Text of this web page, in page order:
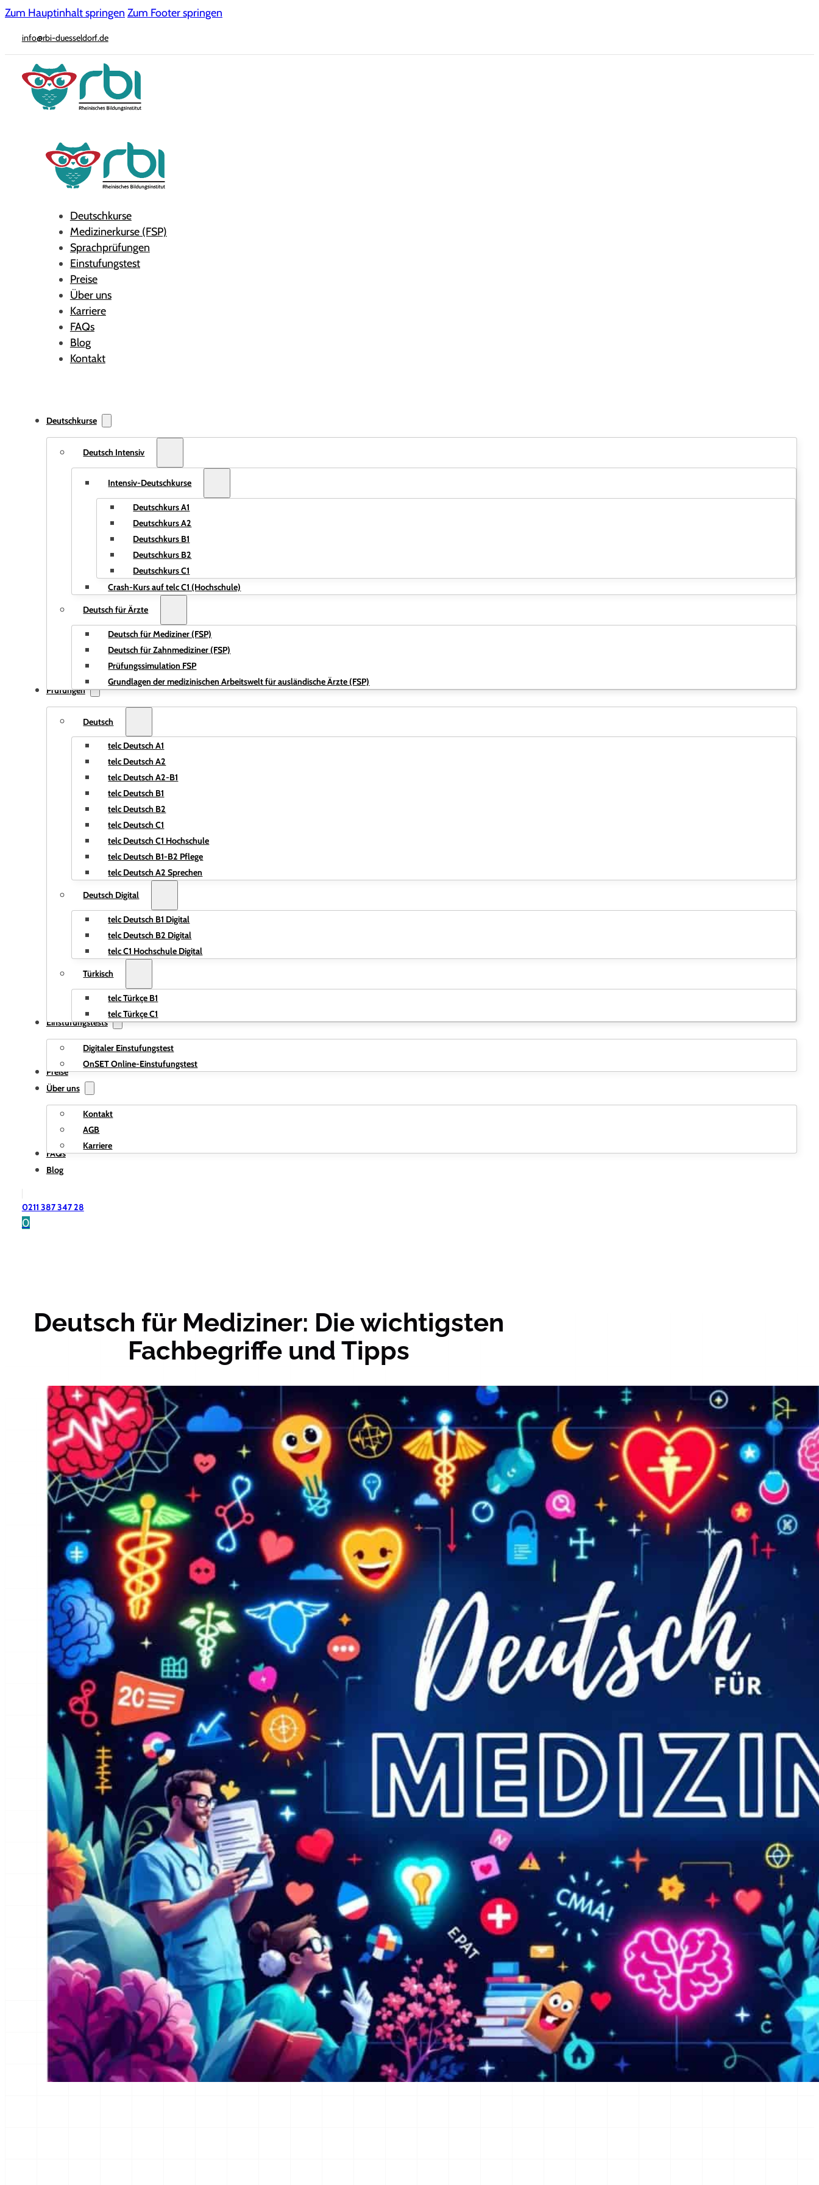
Zum Hauptinhalt springen Zum Footer springen
info@rbi-duesseldorf.de
Deutschkurse
Medizinerkurse (FSP)
Sprachprüfungen
Einstufungstest
Preise
Über uns
Karriere
FAQs
Blog
Kontakt
Deutschkurse
Deutsch Intensiv
Intensiv-Deutschkurse
Deutschkurs A1
Deutschkurs A2
Deutschkurs B1
Deutschkurs B2
Deutschkurs C1
Crash-Kurs auf telc C1 (Hochschule)
Deutsch für Ärzte
Deutsch für Mediziner (FSP)
Deutsch für Zahnmediziner (FSP)
Prüfungssimulation FSP
Grundlagen der medizinischen Arbeitswelt für ausländische Ärzte (FSP)
Prüfungen
Deutsch
telc Deutsch A1
telc Deutsch A2
telc Deutsch A2-B1
telc Deutsch B1
telc Deutsch B2
telc Deutsch C1
telc Deutsch C1 Hochschule
telc Deutsch B1-B2 Pflege
telc Deutsch A2 Sprechen
Deutsch Digital
telc Deutsch B1 Digital
telc Deutsch B2 Digital
telc C1 Hochschule Digital
Türkisch
telc Türkçe B1
telc Türkçe C1
Einstufungstests
Digitaler Einstufungstest
OnSET Online-Einstufungstest
Preise
Über uns
Kontakt
AGB
Karriere
FAQs
Blog
0211 387 347 28
0
Deutsch für Mediziner: Die wichtigsten
Fachbegriffe und Tipps